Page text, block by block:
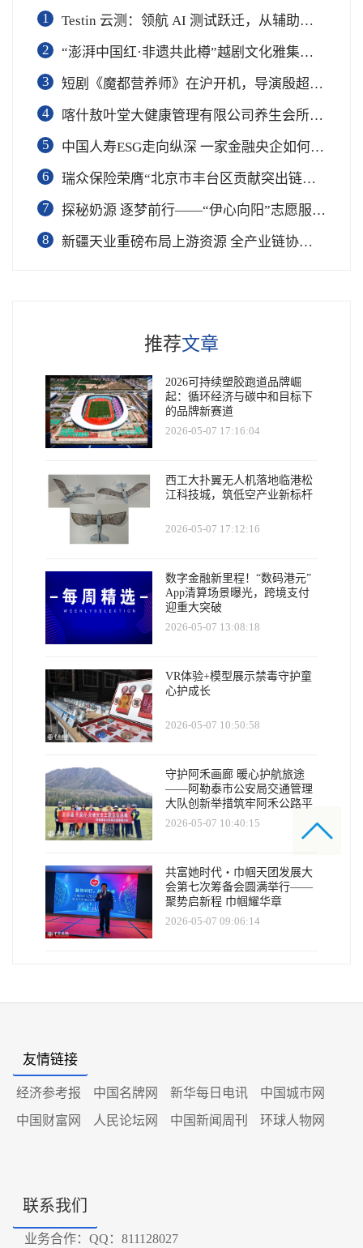
1
Testin 云测：领航 AI 测试跃迁，从辅助工具到软件工程基础设施
2
“澎湃中国红·非遗共此樽”越剧文化雅集在杭举行
3
短剧《魔都营养师》在沪开机，导演殷超携手礼仪专家周思敏聚焦国民健康
4
喀什敖叶堂大健康管理有限公司养生会所盛大开业
5
中国人寿ESG走向纵深 一家金融央企如何连接国家战略与民生需求
6
瑞众保险荣膺“北京市丰台区贡献突出链长单位”奖项
7
​探秘奶源 逐梦前行——“伊心向阳”志愿服务队开展幼儿园科普公益志愿活动
8
新疆天业重磅布局上游资源 全产业链协同再塑成长新动能
推荐文章
2026可持续塑胶跑道品牌崛
起：循环经济与碳中和目标下
的品牌新赛道
2026-05-07 17:16:04
西工大扑翼无人机落地临港松
江科技城，筑低空产业新标杆
2026-05-07 17:12:16
数字金融新里程！“数码港元”
App清算场景曝光，跨境支付
迎重大突破
2026-05-07 13:08:18
VR体验+模型展示禁毒守护童
心护成长
2026-05-07 10:50:58
守护阿禾画廊 暖心护航旅途
——阿勒泰市公安局交通管理
大队创新举措筑牢阿禾公路平
安防线
2026-05-07 10:40:15
共富她时代・巾帼天团发展大
会第七次筹备会圆满举行——
聚势启新程 巾帼耀华章
2026-05-07 09:06:14
友情链接
经济参考报 中国名牌网 新华每日电讯
中国城市网
中国财富网
人民论坛网 中国新闻周刊 环球人物网
联系我们
业务合作：QQ：811128027